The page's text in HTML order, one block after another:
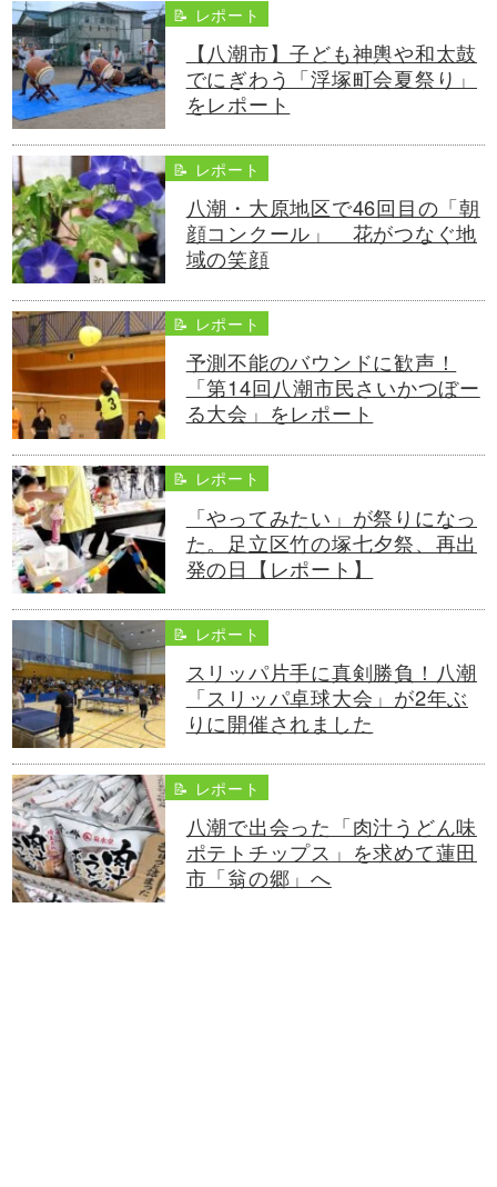
📝 レポート
【八潮市】子ども神輿や和太鼓
でにぎわう「浮塚町会夏祭り」
をレポート
📝 レポート
八潮・大原地区で46回目の「朝
顔コンクール」 花がつなぐ地
域の笑顔
📝 レポート
予測不能のバウンドに歓声！
「第14回八潮市民さいかつぼー
る大会」をレポート
📝 レポート
「やってみたい」が祭りになっ
た。足立区竹の塚七夕祭、再出
発の日【レポート】
📝 レポート
スリッパ片手に真剣勝負！八潮
「スリッパ卓球大会」が2年ぶ
りに開催されました
📝 レポート
八潮で出会った「肉汁うどん味
ポテトチップス」を求めて蓮田
市「翁の郷」へ